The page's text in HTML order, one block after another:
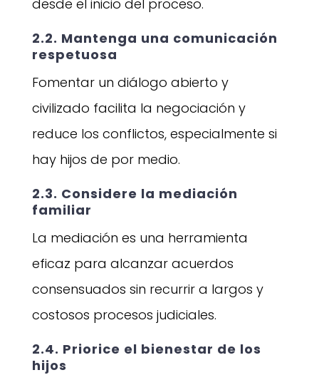
desde el inicio del proceso.
2.2. Mantenga una comunicación
respetuosa
Fomentar un diálogo abierto y
civilizado facilita la negociación y
reduce los conflictos, especialmente si
hay hijos de por medio.
2.3. Considere la mediación
familiar
La mediación es una herramienta
eficaz para alcanzar acuerdos
consensuados sin recurrir a largos y
costosos procesos judiciales.
2.4. Priorice el bienestar de los
hijos